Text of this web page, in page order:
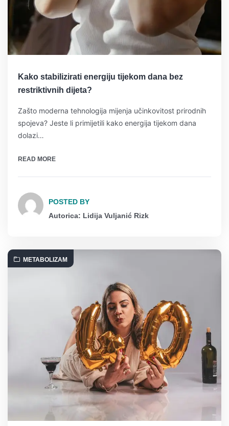
Kako stabilizirati energiju tijekom dana bez
restriktivnih dijeta?
Zašto moderna tehnologija mijenja učinkovitost prirodnih
spojeva? Jeste li primijetili kako energija tijekom dana
dolazi…
READ MORE
POSTED BY
Autorica: Lidija Vuljanić Rizk
METABOLIZAM